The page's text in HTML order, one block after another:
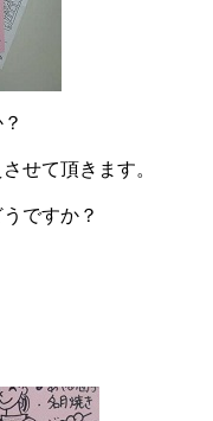
せて頂きます。
ですか？